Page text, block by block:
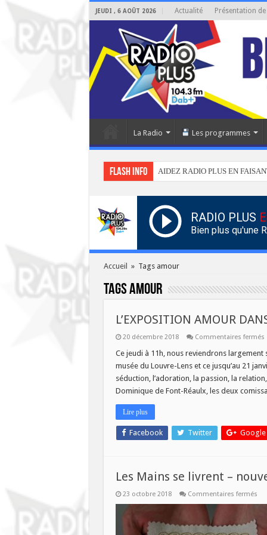
JEUDI , 6 AOÛT 2026 Actualité Présentation
La Radio Les programmes
Flash info AIDEZ RADIO PLUS EN
RADIO PLUS
Bien plus qu'une
Accueil » Tags amour
Tagsamour
L’EXPOSITION AMOUR
20 décembre 2018 Commentaires fermés
Ce jeudi à 11h, nous reviendrons
musée du Louvre-Lens et ce jusqu’au 21
séduction, l’adoration, la passion, la
Dominique de Font-Réaulx, les deux
Lire plus
Facebook Twitter Google
Les Mains se livrent –
23 octobre 2018 Commentaires ferméssur
–